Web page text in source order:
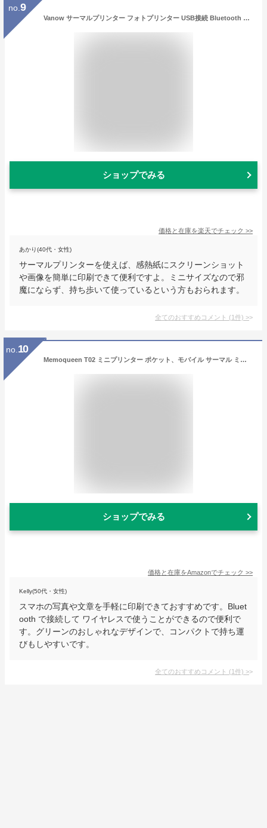
no. 9
Vanow サーマルプリンター フォトプリンター USB接続 Bluetooth 超小型 軽量 便携式 iOS Android Windowsシステム対応 ミニポケット レシートプリンター 手帳・写真・リスト・ラベル印刷 ギフト スマホ対応 印刷用感熱紙付き 多国言語対応専用APP 日本語説明書（ホワイト）
ショップでみる
価格と在庫を楽天でチェック >>
あかり(40代・女性)
サーマルプリンターを使えば、感熱紙にスクリーンショット
や画像を簡単に印刷できて便利ですよ。ミニサイズなので邪
魔にならず、持ち歩いて使っているという方もおられます。
全てのおすすめコメント (1件) >
no. 10
Memoqueen T02 ミニプリンター ポケット、モバイル サーマル ミニスマホ対応 インクレスミニプリンター 小型、ワイヤレ スブルートゥース接続 携帯 ハンディ、写真/ショッピングリスト/作業計画/学習ノート/メモ、日記/手帳/領収書/付箋作成などに使用可能で、家計簿用 在宅勤務 自宅学習、本体には感熱紙3巻付
ショップでみる
価格と在庫をAmazonでチェック >>
Kelly(50代・女性)
スマホの写真や文章を手軽に印刷できておすすめです。Bluet
ooth で接続して ワイヤレスで使うことができるので便利で
す。グリーンのおしゃれなデザインで、コンパクトで持ち運
びもしやすいです。
全てのおすすめコメント (1件) >